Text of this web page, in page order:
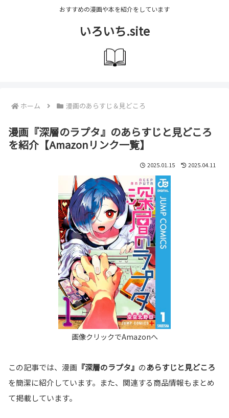
おすすめの漫画や本を紹介をしています
いろいち.site
ホーム 漫画のあらすじ＆見どころ
漫画『深層のラプタ』のあらすじと見どころ
を紹介【Amazonリンク一覧】
2025.01.15 2025.04.11
この記事では、漫画 『深層のラプタ』 のあらすじと見どころ
を簡潔に紹介しています。また、関連する商品情報もまとめ
て掲載しています。